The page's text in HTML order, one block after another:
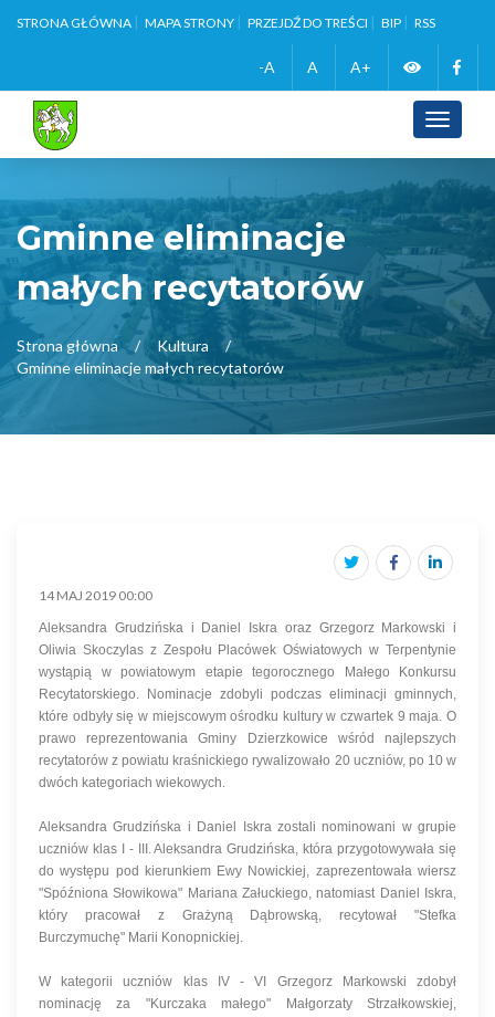
STRONA GŁÓWNA MAPA STRONY PRZEJDŹ DO TREŚCI BIP RSS
-A A A+ Zmień
wersję
Toggle
Gminne eliminacje
małych recytatorów
Strona główna
Kultura
Gminne eliminacje małych recytatorów
14 MAJ 2019 00:00
Aleksandra Grudzińska i Daniel Iskra oraz Grzegorz Markowski i
Oliwia Skoczylas z Zespołu Placówek Oświatowych w Terpentynie
wystąpią w powiatowym etapie tegorocznego Małego Konkursu
Recytatorskiego. Nominacje zdobyli podczas eliminacji gminnych,
które odbyły się w miejscowym ośrodku kultury w czwartek 9 maja. O
prawo reprezentowania Gminy Dzierzkowice wśród najlepszych
recytatorów z powiatu kraśnickiego rywalizowało 20 uczniów, po 10 w
dwóch kategoriach wiekowych.
Aleksandra Grudzińska i Daniel Iskra zostali nominowani w grupie
uczniów klas I - III. Aleksandra Grudzińska, która przygotowywała się
do występu pod kierunkiem Ewy Nowickiej, zaprezentowała wiersz
"Spóźniona Słowikowa" Mariana Załuckiego, natomiast Daniel Iskra,
który pracował z Grażyną Dąbrowską, recytował "Stefka
Burczymuchę" Marii Konopnickiej.
W kategorii uczniów klas IV - VI Grzegorz Markowski zdobył
nominację za "Kurczaka małego" Małgorzaty Strzałkowskiej,